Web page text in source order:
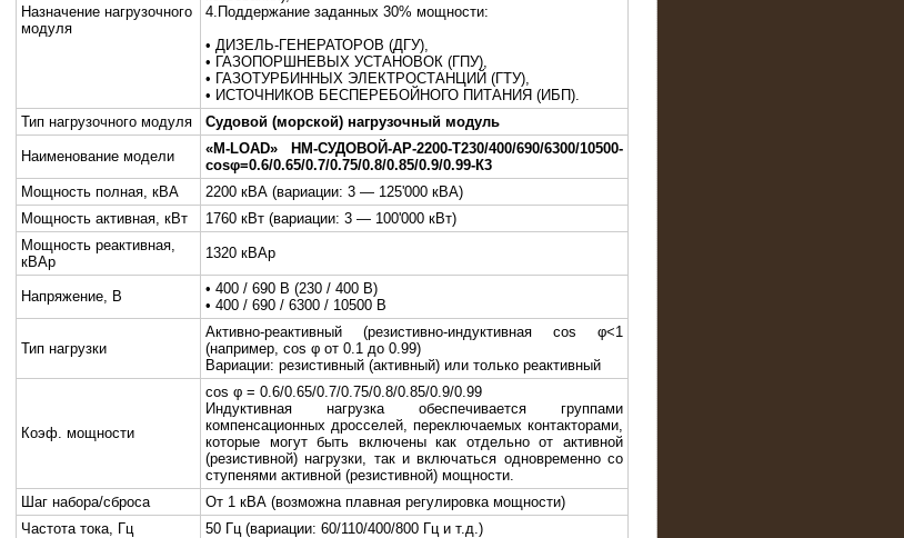
Назначение нагрузочного
модуля
4.Поддержание заданных 30% мощности:
• ДИЗЕЛЬ-ГЕНЕРАТОРОВ (ДГУ),
• ГАЗОПОРШНЕВЫХ УСТАНОВОК (ГПУ),
• ГАЗОТУРБИННЫХ ЭЛЕКТРОСТАНЦИЙ (ГТУ),
• ИСТОЧНИКОВ БЕСПЕРЕБОЙНОГО ПИТАНИЯ (ИБП).
Тип нагрузочного модуля
Судовой (морской) нагрузочный модуль
Наименование модели «M-LOAD»
НМ-СУДОВОЙ-АР-2200-Т230/400/690/6300/10500-
cosφ=0.6/0.65/0.7/0.75/0.8/0.85/0.9/0.99-К3
Мощность полная, кВА
2200 кВА (вариации: 3 — 125'000 кВА)
Мощность активная, кВт
1760 кВт (вариации: 3 — 100'000 кВт)
Мощность реактивная,
кВАр
1320 кВАр
Напряжение, В
• 400 / 690 В (230 / 400 В)
• 400 / 690 / 6300 / 10500 В
Тип нагрузки
Активно-реактивный (резистивно-индуктивная cos φ<1
(например, cos φ от 0.1 до 0.99)
Вариации: резистивный (активный) или только реактивный
Коэф. мощности
cos φ = 0.6/0.65/0.7/0.75/0.8/0.85/0.9/0.99
Индуктивная нагрузка обеспечивается группами
компенсационных дросселей, переключаемых контакторами,
которые могут быть включены как отдельно от активной
(резистивной) нагрузки, так и включаться одновременно со
ступенями активной (резистивной) мощности.
Шаг набора/сброса
От 1 кВА (возможна плавная регулировка мощности)
Частота тока, Гц
50 Гц (вариации: 60/110/400/800 Гц и т.д.)